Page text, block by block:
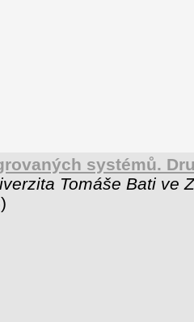
systémů.
Tomáše Bati ve
)